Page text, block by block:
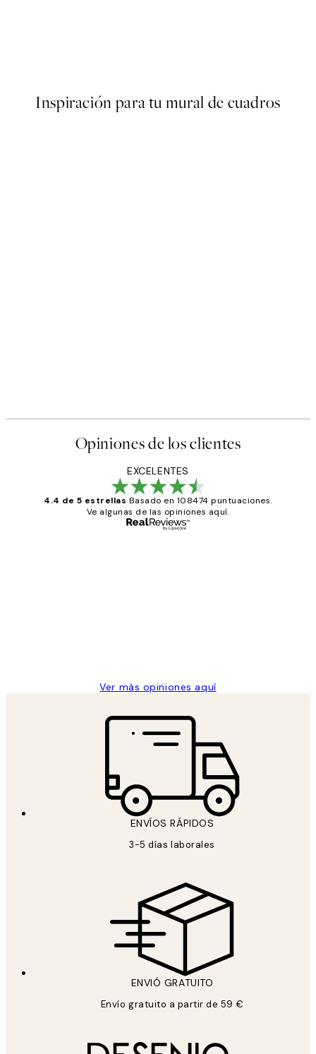
Inspiración para tu mural de cuadros
Opiniones de los clientes
EXCELENTES
4.4 de 5 estrellas Basado en 108474 puntuaciones.
Ve algunas de las opiniones aquí.
Ver más opiniones aquí
ENVÍOS RÁPIDOS
3-5 días laborales
ENVIÓ GRATUITO
Envío gratuito a partir de 59 €